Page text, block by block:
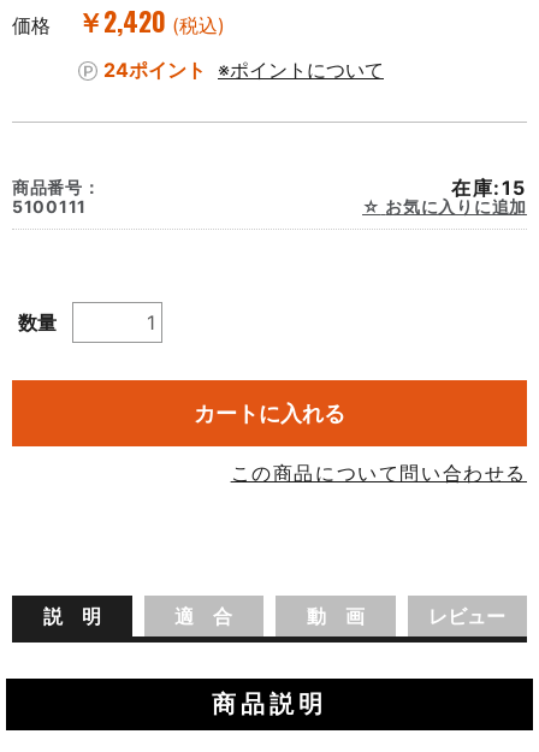
価格 ￥2,420 (税込)
24ポイント
※ポイントについて
商品番号：
5100111
在庫:15
お気に入りに追加
数量
カートに入れる
この商品について問い合わせる
説 明 適 合 動 画 レビュー
商品説明